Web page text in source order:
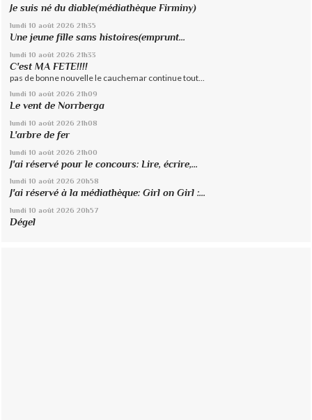
Je suis né du diable(médiathèque Firminy)
lundi 10 août 2026 21h35
Une jeune fille sans histoires(emprunt...
lundi 10 août 2026 21h33
C'est MA FETE!!!!
pas de bonne nouvelle le cauchemar continue tout...
lundi 10 août 2026 21h09
Le vent de Norrberga
lundi 10 août 2026 21h08
L'arbre de fer
lundi 10 août 2026 21h00
J'ai réservé pour le concours: Lire, écrire,...
lundi 10 août 2026 20h58
J'ai réservé à la médiathèque: Girl on Girl :...
lundi 10 août 2026 20h57
Dégel